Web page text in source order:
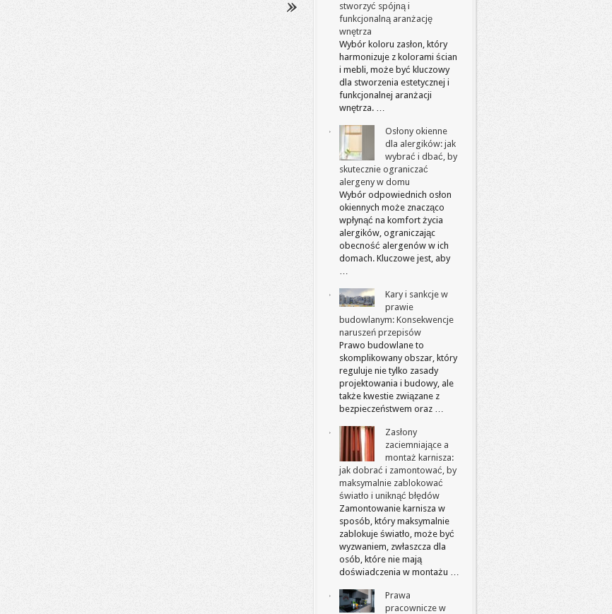
stworzyć spójną i
funkcjonalną aranżację
wnętrza
Wybór koloru zasłon, który
harmonizuje z kolorami ścian
i mebli, może być kluczowy
dla stworzenia estetycznej i
funkcjonalnej aranżacji
wnętrza. …
Osłony okienne
dla alergików: jak
wybrać i dbać, by
skutecznie ograniczać
alergeny w domu
Wybór odpowiednich osłon
okiennych może znacząco
wpłynąć na komfort życia
alergików, ograniczając
obecność alergenów w ich
domach. Kluczowe jest, aby
…
Kary i sankcje w
prawie
budowlanym: Konsekwencje
naruszeń przepisów
Prawo budowlane to
skomplikowany obszar, który
reguluje nie tylko zasady
projektowania i budowy, ale
także kwestie związane z
bezpieczeństwem oraz …
Zasłony
zaciemniające a
montaż karnisza:
jak dobrać i zamontować, by
maksymalnie zablokować
światło i uniknąć błędów
Zamontowanie karnisza w
sposób, który maksymalnie
zablokuje światło, może być
wyzwaniem, zwłaszcza dla
osób, które nie mają
doświadczenia w montażu …
Prawa
pracownicze w